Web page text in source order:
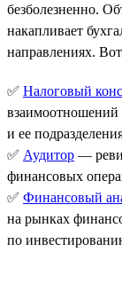
безболезненно.
накапливает
направлениях.
✅ Налоговый
и ее
✅ Аудитор —
финансовых
✅ Финансовый
на рынках
по